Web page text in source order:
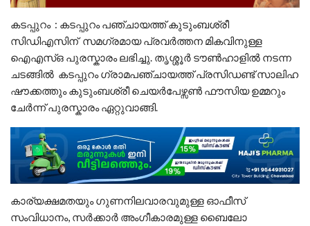
കടപ്പുറം : കടപ്പുറം പഞ്ചായത്ത് കുടുംബശ്രീ
സിഡിഎസിന് സമഗ്രമായ പ്രവർത്തന മികവിനുള്ള
ഐഎസ്ഒ പുരസ്കാരം ലഭിച്ചു. തൃശ്ശൂർ ടൗൺഹാളിൽ നടന്ന
ചടങ്ങിൽ കടപ്പുറം ഗ്രാമപഞ്ചായത്ത് പ്രസിഡണ്ട് സാലിഹ
ഷൗക്കത്തും കുടുംബശ്രീ ചെയർപേഴ്സൺ ഫൗസിയ ഉമ്മറും
ചേർന്ന് പുരസ്കാരം ഏറ്റുവാങ്ങി.
കാര്യക്ഷമതയും ഗുണനിലവാരവുമുള്ള ഓഫീസ്
സംവിധാനം, സർക്കാർ അംഗീകാരമുള്ള ബൈലോ